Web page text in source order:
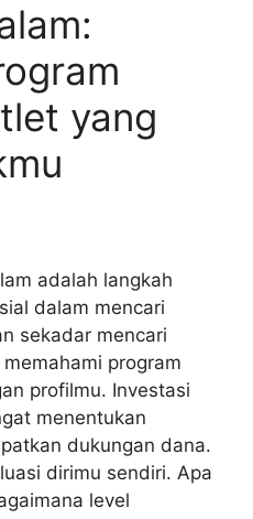
yang
adalah langkah
dalam mencari
sekadar mencari
program
profilmu. Investasi
menentukan
dukungan dana.
dirimu sendiri. Apa
level